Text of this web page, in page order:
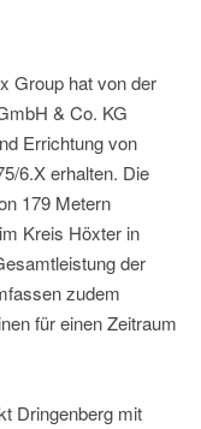
Group hat von der
& Co. KG
Errichtung von
6.X erhalten. Die
179 Metern
Kreis Höxter in
der
zudem
für einen Zeitraum
Dringenberg mit